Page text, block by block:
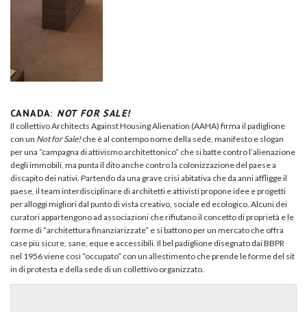
CANADA: NOT FOR SALE!
Il collettivo Architects Against Housing Alienation (AAHA) firma il padiglione
con un Not for Sale!che è al contempo nome della sede, manifesto e slogan
per una “campagna di attivismo architettonico” che si batte contro l’alienazione
degli immobili, ma punta il dito anche contro la colonizzazione del paese a
discapito dei nativi. Partendo da una grave crisi abitativa che da anni affligge il
paese, il team interdisciplinare di architetti e attivisti propone idee e progetti
per alloggi migliori dal punto di vista creativo, sociale ed ecologico. Alcuni dei
curatori appartengono ad associazioni che rifiutano il concetto di proprietà e le
forme di “architettura finanziarizzate” e si battono per un mercato che offra
case più sicure, sane, eque e accessibili. Il bel padiglione disegnato dai BBPR
nel 1956 viene così “occupato” con un allestimento che prende le forme del sit
in di protesta e della sede di un collettivo organizzato.